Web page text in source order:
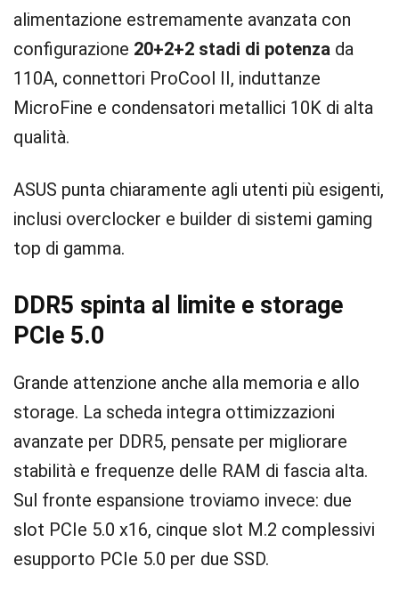
alimentazione estremamente avanzata con
configurazione 20+2+2 stadi di potenza da
110A, connettori ProCool II, induttanze
MicroFine e condensatori metallici 10K di alta
qualità.
ASUS punta chiaramente agli utenti più esigenti,
inclusi overclocker e builder di sistemi gaming
top di gamma.
DDR5 spinta al limite e storage
PCIe 5.0
Grande attenzione anche alla memoria e allo
storage. La scheda integra ottimizzazioni
avanzate per DDR5, pensate per migliorare
stabilità e frequenze delle RAM di fascia alta.
Sul fronte espansione troviamo invece: due
slot PCIe 5.0 x16, cinque slot M.2 complessivi
esupporto PCIe 5.0 per due SSD.